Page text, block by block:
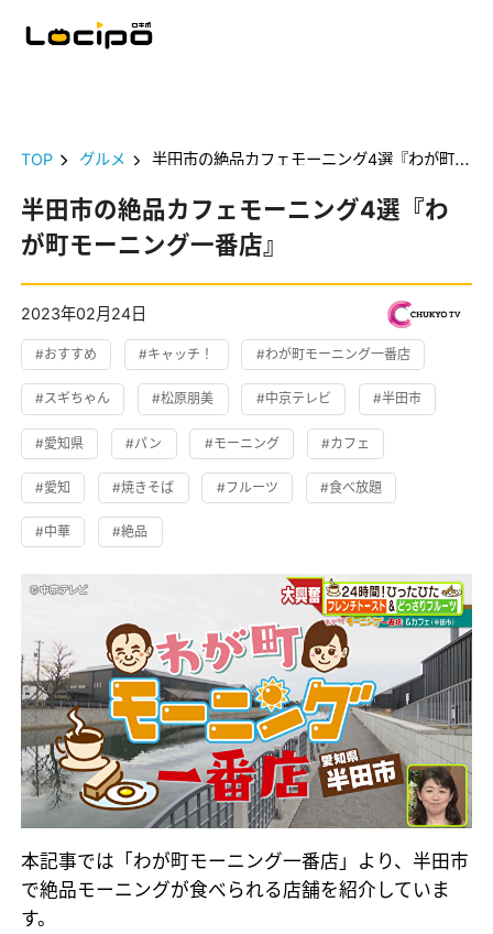
TOP グルメ 半田市の絶品カフェモーニング4選『わが町モーニング一番店』
半田市の絶品カフェモーニング4選『わ
が町モーニング一番店』
2023年02月24日
#おすすめ #キャッチ！ #わが町モーニング一番店
#スギちゃん #松原朋美 #中京テレビ #半田市
#愛知県 #パン #モーニング #カフェ
#愛知 #焼きそば #フルーツ #食べ放題
#中華 #絶品
本記事では「わが町モーニング一番店」より、半田市
で絶品モーニングが食べられる店舗を紹介していま
す。